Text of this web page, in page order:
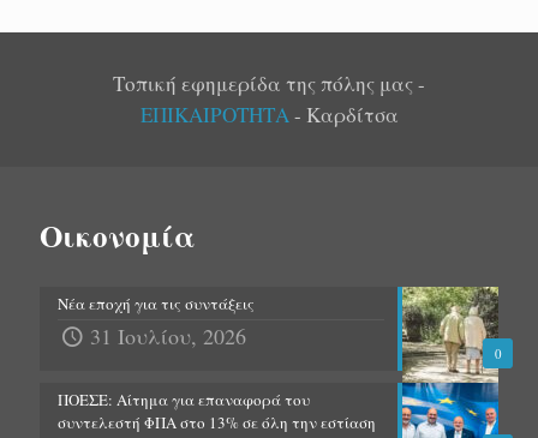
Τοπική εφημερίδα της πόλης μας -
ΕΠΙΚΑΙΡΟΤΗΤΑ- Καρδίτσα
Οικονομία
0
Νέα εποχή για τις συντάξεις
31 Ιουλίου, 2026
ΠΟΕΣΕ: Αίτημα για επαναφορά του
συντελεστή ΦΠΑ στο 13% σε όλη την εστίαση